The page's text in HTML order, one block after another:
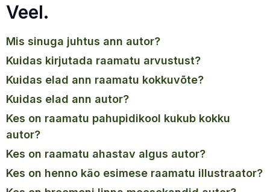
Veel.
mis sinuga juhtus ann autor?
kuidas kirjutada raamatu arvustust?
kuidas elad ann raamatu kokkuvõte?
kuidas elad ann autor?
kes on raamatu pahupidikool kukub kokku
autor?
kes on raamatu ahastav algus autor?
kes on henno käo esimese raamatu illustraator?